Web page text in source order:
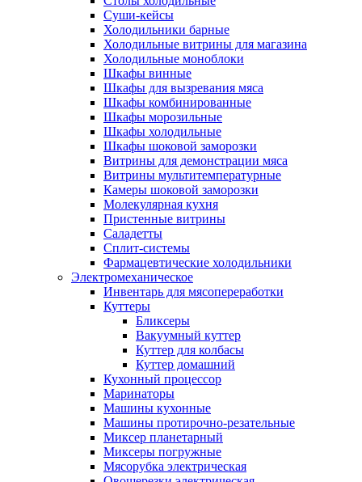
Суши-кейсы
Холодильники барные
Холодильные витрины для магазина
Холодильные моноблоки
Шкафы винные
Шкафы для вызревания мяса
Шкафы комбинированные
Шкафы морозильные
Шкафы холодильные
Шкафы шоковой заморозки
Витрины для демонстрации мяса
Витрины мультитемпературные
Камеры шоковой заморозки
Молекулярная кухня
Пристенные витрины
Саладетты
Сплит-системы
Фармацевтические холодильники
Электромеханическое
Инвентарь для мясопереработки
Куттеры
Бликсеры
Вакуумный куттер
Куттер для колбасы
Куттер домашний
Кухонный процессор
Маринаторы
Машины кухонные
Машины протирочно-резательные
Миксер планетарный
Миксеры погружные
Мясорубка электрическая